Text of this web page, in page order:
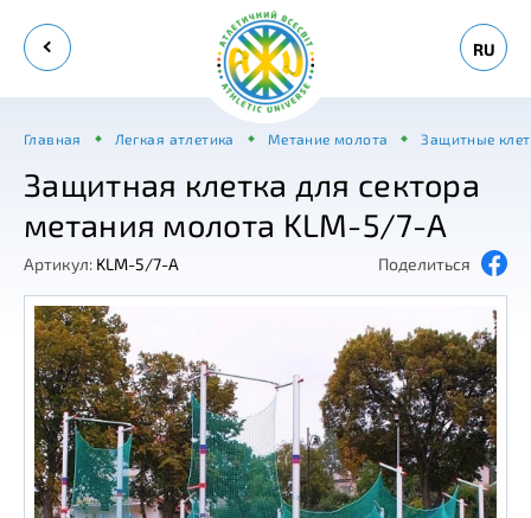
RU
Главная Легкая атлетика Метание молота Защитные
Артикул: KLM-5/7-A Поделиться
Защитная клетка для сектора
метания молота KLM-5/7-А